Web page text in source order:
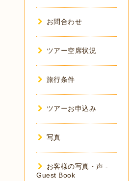
お問合わせ
ツアー空席状況
旅行条件
ツアーお申込み
写真
お客様の写真・声 -
Guest Book